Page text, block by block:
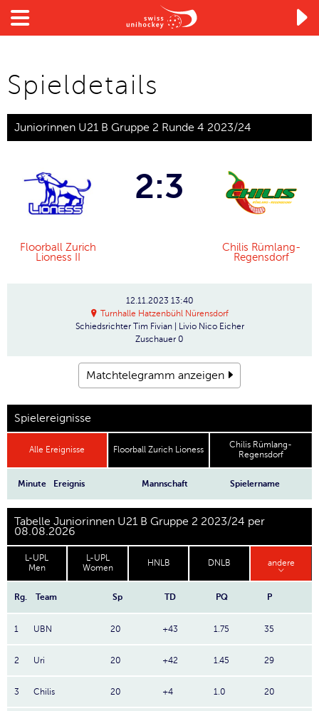

Spieldetails
Juniorinnen U21 B Gruppe 2 Runde 4 2023/24
Floorball Zurich
Lioness II
2:3
Chilis Rümlang-
Regensdorf
12.11.2023 13:40
Turnhalle Hatzenbühl Nürensdorf
Schiedsrichter Tim Fivian | Livio Nico Eicher
Zuschauer 0
Matchtelegramm anzeigen
Spielereignisse
Alle Ereignisse Floorball Zurich Lioness
Chilis Rümlang-
Regensdorf
Minute Ereignis Mannschaft Spielername
Tabelle Juniorinnen U21 B Gruppe 2 2023/24 per
08.08.2026
L-UPL
Men
L-UPL
Women
HNLB DNLB andere
Rg. Team Sp TD PQ P
1 UBN 20 +43 1.75 35
2 Uri 20 +42 1.45 29
3 Chilis 20 +4 1.0 20